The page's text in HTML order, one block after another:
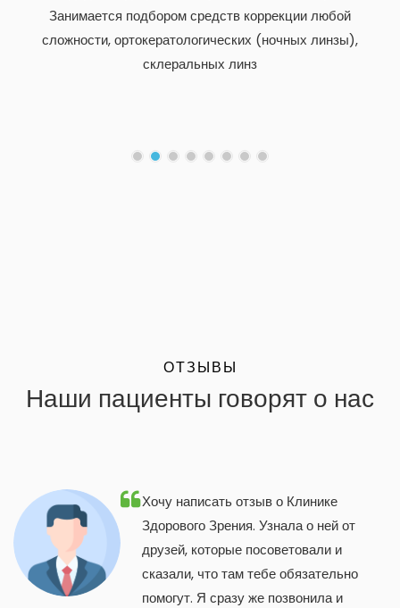
Занимается подбором средств коррекции любой
сложности, ортокератологических (ночных линзы),
склеральных линз
ОТЗЫВЫ
Наши пациенты говорят о нас
Хочу написать отзыв о Клинике
Здорового Зрения. Узнала о ней от
друзей, которые посоветовали и
сказали, что там тебе обязательно
помогут. Я сразу же позвонила и